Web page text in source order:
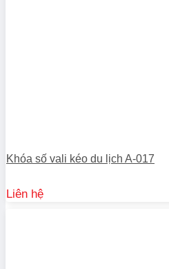
Khóa số vali kéo du lịch A-017
Liên hệ